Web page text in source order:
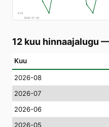
€78
2026-07-08
12 kuu hinnaajalugu
Kuu
2026-08
2026-07
2026-06
2026-05